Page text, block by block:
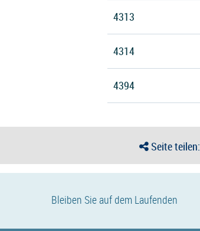
4313
4314
4394
Seite teilen:
Bleiben Sie auf dem Laufenden